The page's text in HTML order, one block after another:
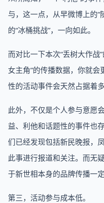
与，这一点，从早微博上的“
的“冰桶挑战”，一向如此。
而对比一下本次“丢树大作战
女主角”的传播数据，你就
性的活动事件会天然占据着
此外，不仅是个人参与意愿
益、利他和话题性的事件也
们已经发现包括新民晚报，
此事进行报道和关注。而无
于新世相本身的品牌传播一
第三，活动参与成本低。